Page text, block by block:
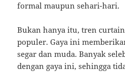
formal maupun sehari-hari.
Bukan hanya itu, tren
populer. Gaya ini
segar dan muda. Banyak
dengan gaya ini, sehingga